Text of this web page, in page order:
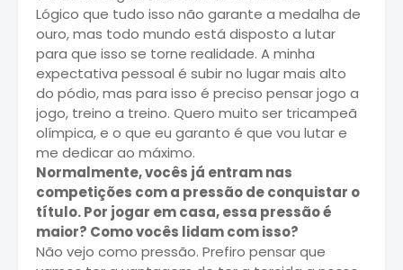
Lógico que tudo isso não garante a medalha de
ouro, mas todo mundo está disposto a lutar
para que isso se torne realidade. A minha
expectativa pessoal é subir no lugar mais alto
do pódio, mas para isso é preciso pensar jogo a
jogo, treino a treino. Quero muito ser tricampeã
olímpica, e o que eu garanto é que vou lutar e
me dedicar ao máximo.
Normalmente, vocês já entram nas
competições com a pressão de conquistar o
título. Por jogar em casa, essa pressão é
maior? Como vocês lidam com isso?
Não vejo como pressão. Prefiro pensar que